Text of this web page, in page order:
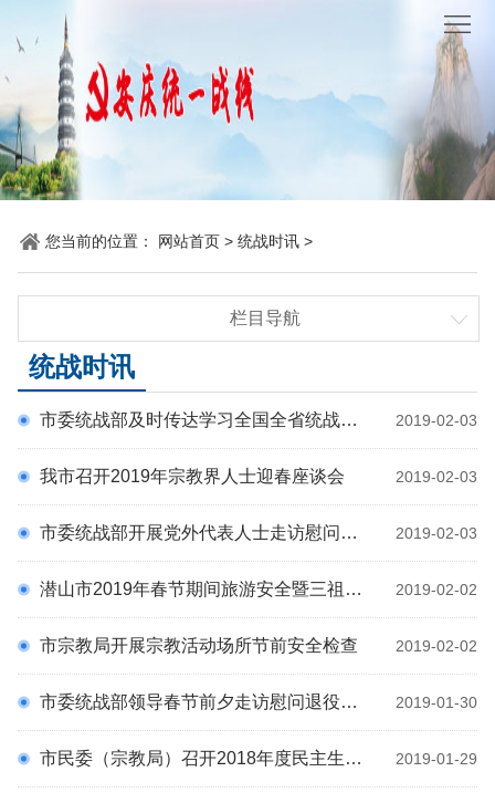
站
首
页
要
闻
聚
统
战
各
您当前的位置： 网站首页 > 统战时讯 >
栏目导航
统战时讯
各地动态
他山之石
理论园地
通知公告
预决算公开
专题专栏
统战文化
统战时讯
2019-02-03
市委统战部及时传达学习全国全省统战部长会议精神
2019-02-03
我市召开2019年宗教界人士迎春座谈会
2019-02-03
市委统战部开展党外代表人士走访慰问活动
2019-02-02
潜山市2019年春节期间旅游安全暨三祖寺安保工作会议召开
2019-02-02
市宗教局开展宗教活动场所节前安全检查
2019-01-30
市委统战部领导春节前夕走访慰问退役军人
2019-01-29
市民委（宗教局）召开2018年度民主生活会征求意见座谈会